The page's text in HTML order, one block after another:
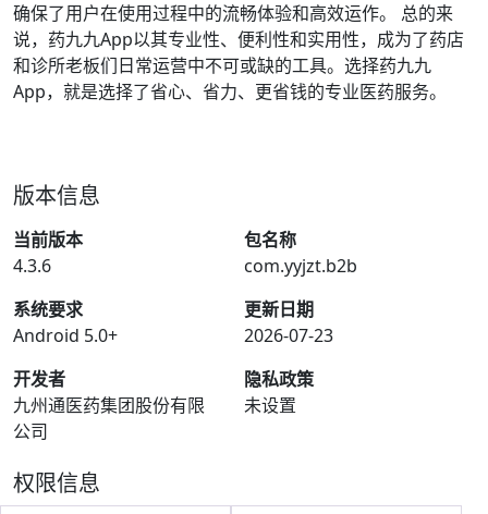
确保了用户在使用过程中的流畅体验和高效运作。 总的来
说，药九九App以其专业性、便利性和实用性，成为了药店
和诊所老板们日常运营中不可或缺的工具。选择药九九
App，就是选择了省心、省力、更省钱的专业医药服务。
版本信息
当前版本
4.3.6
包名称
com.yyjzt.b2b
系统要求
Android 5.0+
更新日期
2026-07-23
开发者
九州通医药集团股份有限
公司
隐私政策
未设置
权限信息